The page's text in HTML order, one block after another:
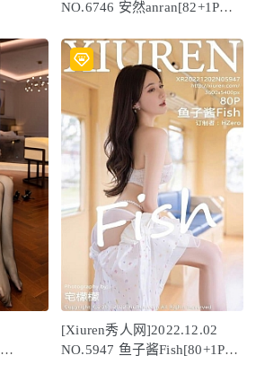
NO.6746 安然anran[82+1P／
[Xiuren秀人网]2022.12.02
NO.5947 鱼子酱Fish[80+1P／